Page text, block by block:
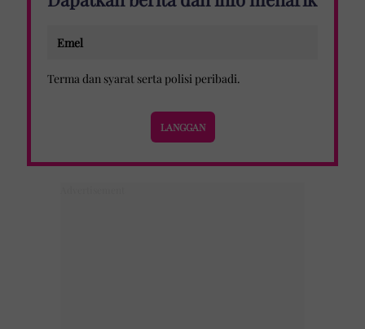
Terma dan syarat serta polisi peribadi.